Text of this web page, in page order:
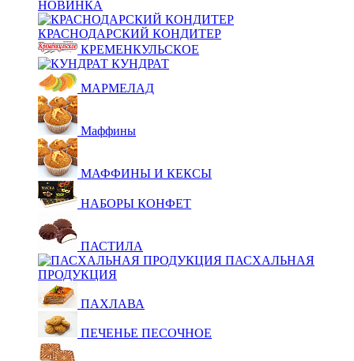
НОВИНКА
КРАСНОДАРСКИЙ КОНДИТЕР
КРЕМЕНКУЛЬСКОЕ
КУНДРАТ
МАРМЕЛАД
Маффины
МАФФИНЫ И КЕКСЫ
НАБОРЫ КОНФЕТ
ПАСТИЛА
ПАСХАЛЬНАЯ
ПРОДУКЦИЯ
ПАХЛАВА
ПЕЧЕНЬЕ ПЕСОЧНОЕ